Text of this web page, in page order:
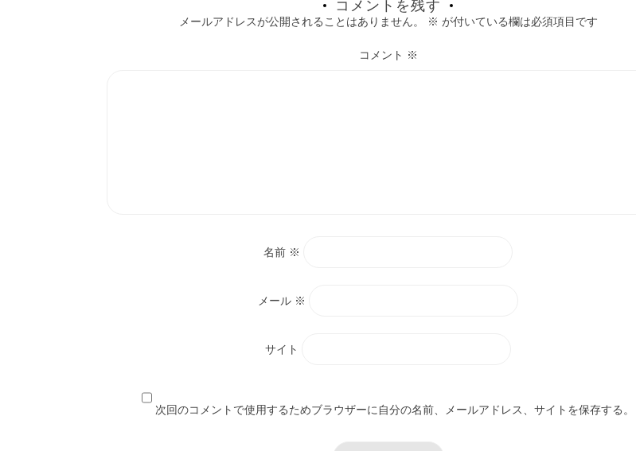
コメントを残す
メールアドレスが公開されることはありません。 ※ が付いている欄は必須項目です
コメント ※
名前 ※
メール ※
サイト
次回のコメントで使用するためブラウザーに自分の名前、メールアドレス、サイトを保存する。